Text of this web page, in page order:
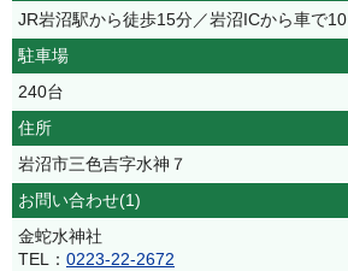
JR岩沼駅から徒歩15分／岩沼ICから車で10
駐車場
240台
住所
岩沼市三色吉字水神７
お問い合わせ(1)
金蛇水神社
TEL： 0223-22-2672